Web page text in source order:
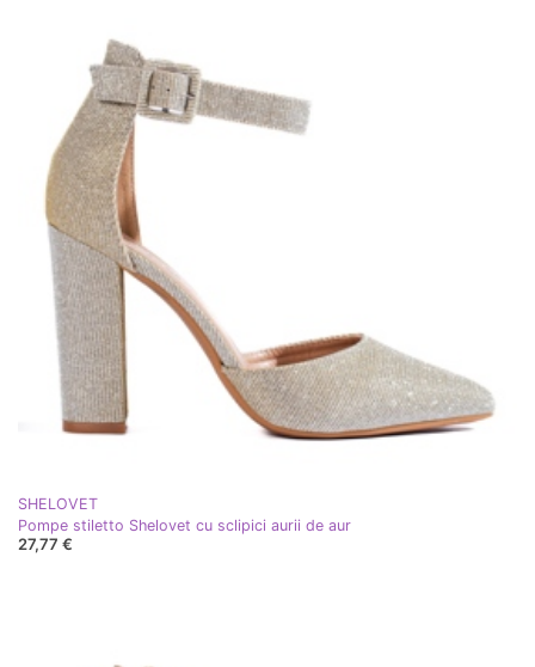
SHELOVET
Pompe stiletto Shelovet cu sclipici aurii de aur
27,77 €